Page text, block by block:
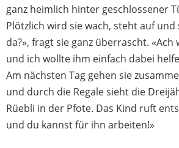
ganz heimlich hinter geschlossener
Plötzlich wird sie wach, steht auf
da?», fragt sie ganz überrascht.
und ich wollte ihm einfach dabei
Am nächsten Tag gehen sie
und durch die Regale sieht die
Rüebli in der Pfote. Das Kind ruft
und du kannst für ihn arbeiten!»